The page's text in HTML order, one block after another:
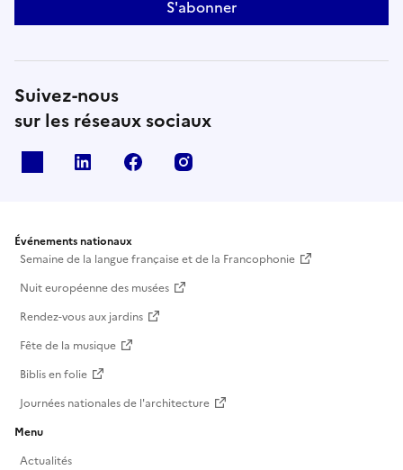
S'abonner
Suivez-nous
sur les réseaux sociaux
Linkedin Facebook
Événements nationaux
Semaine de la langue française et de la Francophonie
Nuit européenne des musées
Rendez-vous aux jardins
Fête de la musique
Biblis en folie
Journées nationales de l'architecture
Menu
Actualités